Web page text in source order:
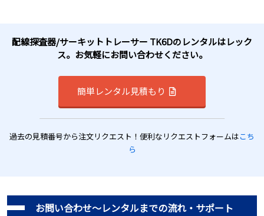
配線探査器/サーキットトレーサー TK6Dのレンタルはレック
ス。お気軽にお問い合わせください。
簡単レンタル見積もり
過去の見積番号から注文リクエスト！便利なリクエストフォームはこち
ら
お問い合わせ～レンタルまでの流れ・サポート